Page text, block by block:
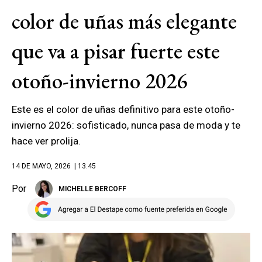
color de uñas más elegante
que va a pisar fuerte este
otoño-invierno 2026
Este es el color de uñas definitivo para este otoño-
invierno 2026: sofisticado, nunca pasa de moda y te
hace ver prolija.
14 DE MAYO, 2026 | 13.45
Por MICHELLE BERCOFF